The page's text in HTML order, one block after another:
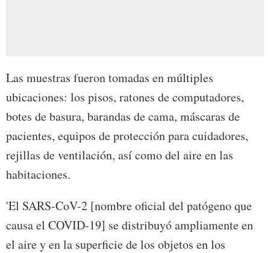
Las muestras fueron tomadas en múltiples
ubicaciones: los pisos, ratones de computadores,
botes de basura, barandas de cama, máscaras de
pacientes, equipos de protección para cuidadores,
rejillas de ventilación, así como del aire en las
habitaciones.
'El SARS-CoV-2 [nombre oficial del patógeno que
causa el COVID-19] se distribuyó ampliamente en
el aire y en la superficie de los objetos en los